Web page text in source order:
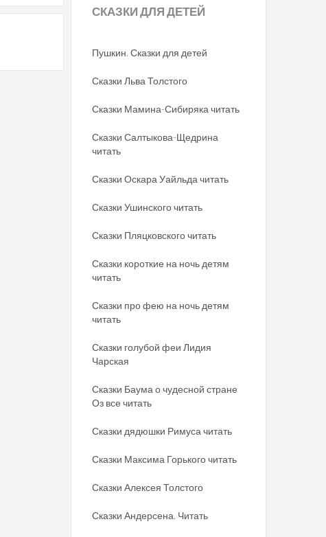
СКАЗКИДЛЯ ДЕТЕЙ
Пушкин. Сказки для детей
Сказки Льва Толстого
Сказки Мамина-Сибиряка читать
Сказки Салтыкова-Щедрина
читать
Сказки Оскара Уайльда читать
Сказки Ушинского читать
Сказки Пляцковского читать
Сказки короткие на ночь детям
читать
Сказки про фею на ночь детям
читать
Сказки голубой феи Лидия
Чарская
Сказки Баума о чудесной стране
Оз все читать
Сказки дядюшки Римуса читать
Сказки Максима Горького читать
Сказки Алексея Толстого
Сказки Андерсена. Читать